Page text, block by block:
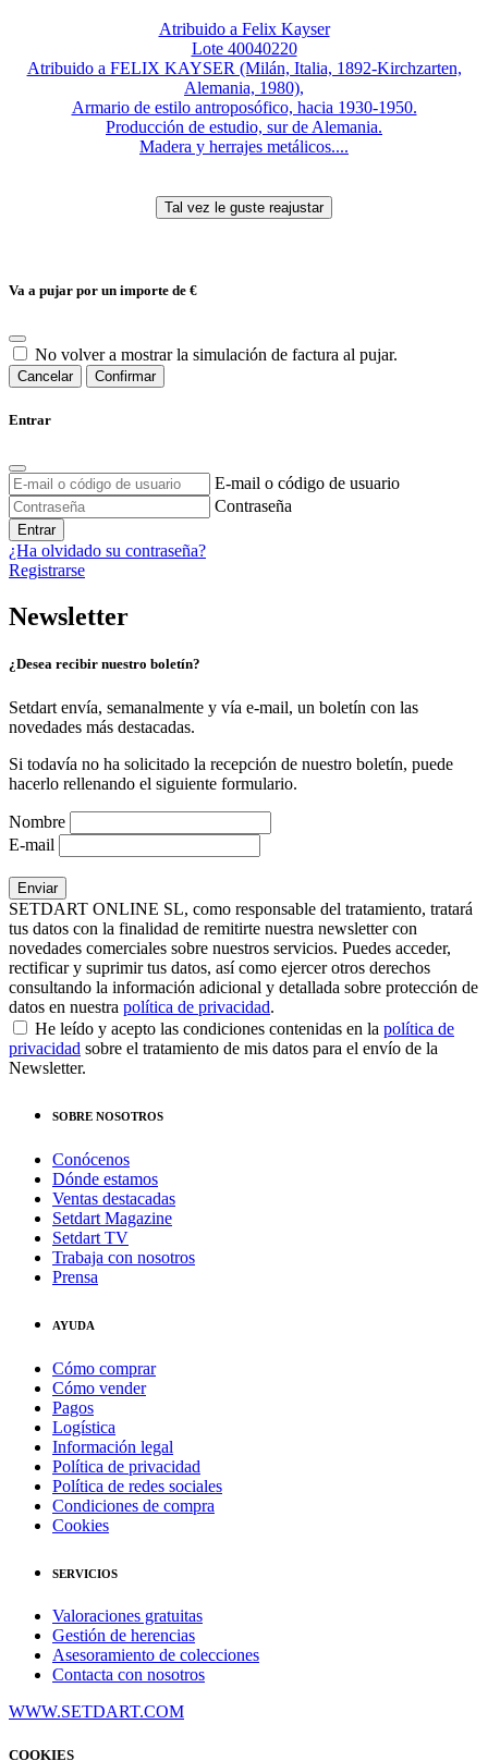
Atribuido a Felix Kayser
Lote 40040220
Atribuido a FELIX KAYSER (Milán, Italia, 1892-Kirchzarten,
Alemania, 1980),
Armario de estilo antroposófico, hacia 1930-1950.
Producción de estudio, sur de Alemania.
Madera y herrajes metálicos....
Va a pujar por un importe de €
No volver a mostrar la simulación de factura al pujar.
Cancelar Confirmar
Entrar
E-mail o código de usuario
Contraseña
Entrar
¿Ha olvidado su contraseña?
Registrarse
Newsletter
¿Desea recibir nuestro boletín?
Setdart envía, semanalmente y vía e-mail, un boletín con las
novedades más destacadas.
Si todavía no ha solicitado la recepción de nuestro boletín, puede
hacerlo rellenando el siguiente formulario.
Nombre
E-mail
SETDART ONLINE SL, como responsable del tratamiento, tratará
tus datos con la finalidad de remitirte nuestra newsletter con
novedades comerciales sobre nuestros servicios. Puedes acceder,
rectificar y suprimir tus datos, así como ejercer otros derechos
consultando la información adicional y detallada sobre protección de
datos en nuestra política de privacidad.
He leído y acepto las condiciones contenidas en la política de
privacidad sobre el tratamiento de mis datos para el envío de la
Newsletter.
SOBRE NOSOTROS
Conócenos
Dónde estamos
Ventas destacadas
Setdart Magazine
Setdart TV
Trabaja con nosotros
Prensa
AYUDA
Cómo comprar
Cómo vender
Pagos
Logística
Información legal
Política de privacidad
Política de redes sociales
Condiciones de compra
Cookies
SERVICIOS
Valoraciones gratuitas
Gestión de herencias
Asesoramiento de colecciones
Contacta con nosotros
WWW.SETDART.COM
COOKIES